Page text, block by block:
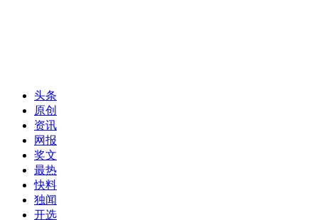
头条
原创
资讯
网报
奖文
最热
快料
独闻
开选